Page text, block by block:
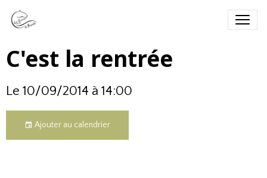
C'est la rentrée
Le 10/09/2014 à 14:00
Ajouter au calendrier